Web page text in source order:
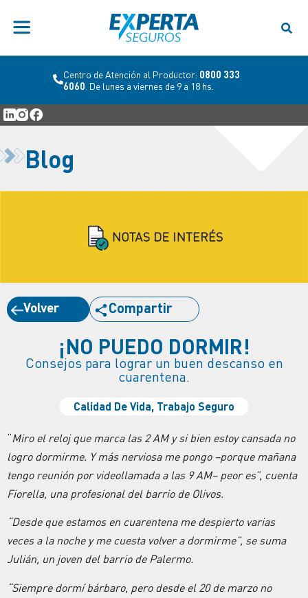
Centro de Atención al Productor: 0800 333
6060 . De lunes a viernes de 9 a 18 hs.
Blog
Volver Compartir
¡NO PUEDO DORMIR!
Consejos para lograr un buen descanso en
cuarentena.
Calidad De Vida, Trabajo Seguro
“Miro el reloj que marca las 2 AM y si bien estoy cansada no
logro dormirme. Y más nerviosa me pongo –porque mañana
tengo reunión por videollamada a las 9 AM– peor es”, cuenta
Fiorella, una profesional del barrio de Olivos.
“Desde que estamos en cuarentena me despierto varias
veces a la noche y me cuesta volver a dormirme”, se suma
Julián, un joven del barrio de Palermo.
“Siempre dormí bárbaro, pero desde el 20 de marzo no